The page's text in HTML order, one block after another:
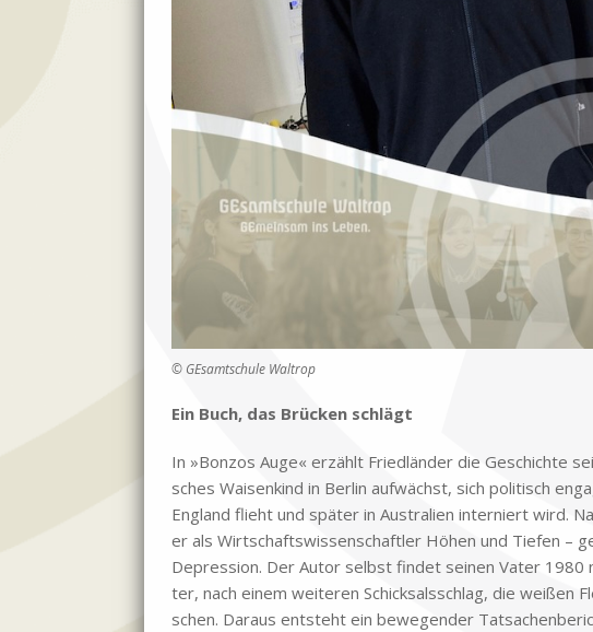
© GE­samt­schu­le Wal­trop
Ein Buch, das Brücken schlägt
In »Bon­zos Auge« er­zählt Fried­län­der die Ge­schich­te
sches Wai­sen­kind in Ber­lin auf­wächst, sich po­li­tisch
Eng­land flieht und spä­ter in Au­stra­li­en in­ter­niert wird.
er als Wirt­schafts­wis­sen­schaft­ler Hö­hen und Tie­fen –
De­pres­si­on. Der Au­tor selbst fin­det sei­nen Va­ter 1980
ter, nach ei­nem wei­te­ren Schick­sals­schlag, die wei­ßen
schen. Dar­aus ent­steht ein be­we­gen­der